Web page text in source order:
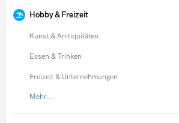
Hobby & Freizeit
Kunst & Anitiquitäten
Essen & Trinken
Freizeit & Unternehmungen
Mehr...